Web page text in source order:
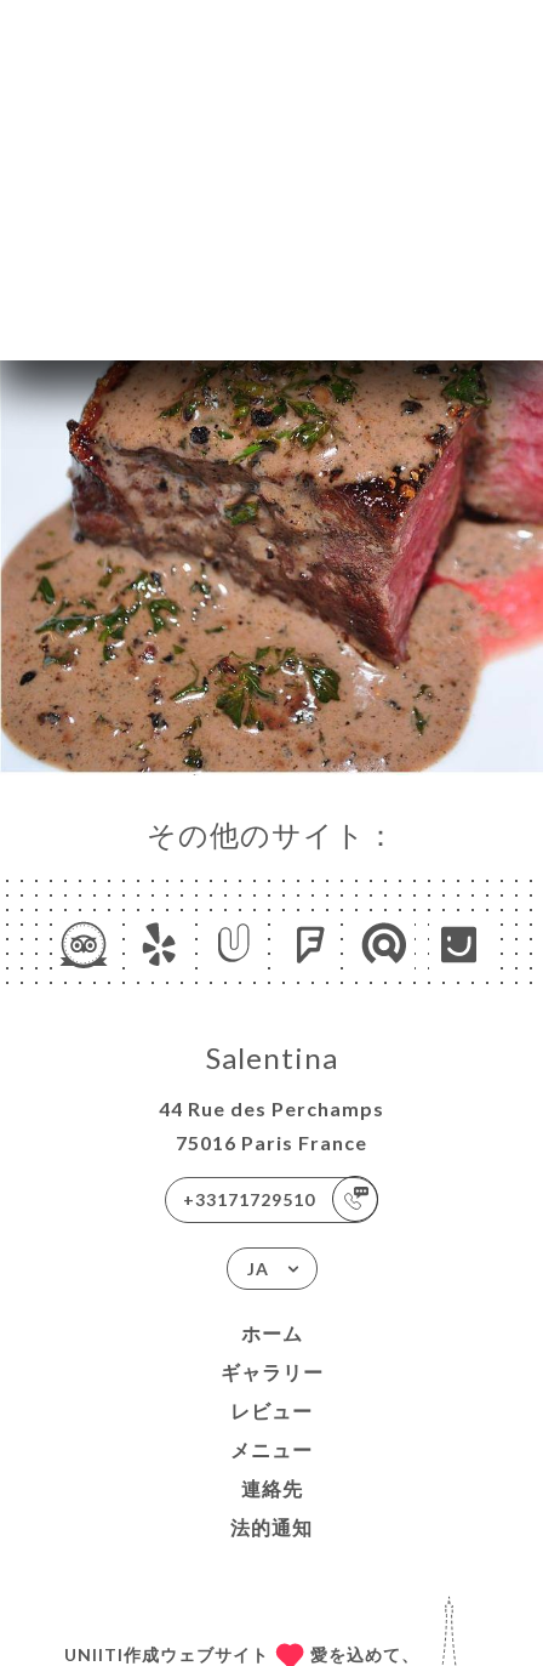
その他のサイト：
Salentina
44 Rue des Perchamps
75016 Paris France
+33171729510
JA
ホーム
ギャラリー
レビュー
メニュー
連絡先
法的通知
UNIITI作成ウェブサイト 愛を込めて、